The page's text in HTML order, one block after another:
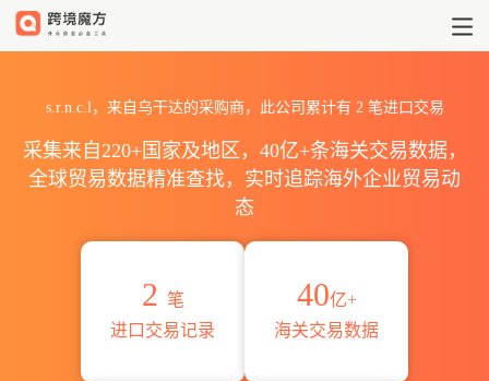
s.r.n.c.l，来自乌干达的采购商，此公司累计有 2笔进口交易
采集来自220+国家及地区，40亿+条海关交易数据，
全球贸易数据精准查找，实时追踪海外企业贸易动
态
2 笔
进口交易记录
40亿+
海关交易数据